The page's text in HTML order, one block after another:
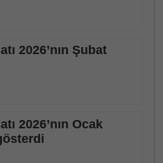
2026’nın Şubat
2026’nın Ocak